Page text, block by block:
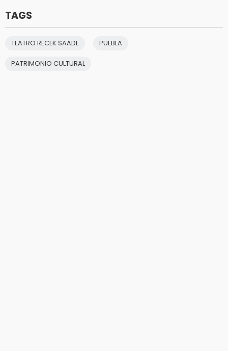
TAGS
TEATRO RECEK SAADE PUEBLA
PATRIMONIO CULTURAL